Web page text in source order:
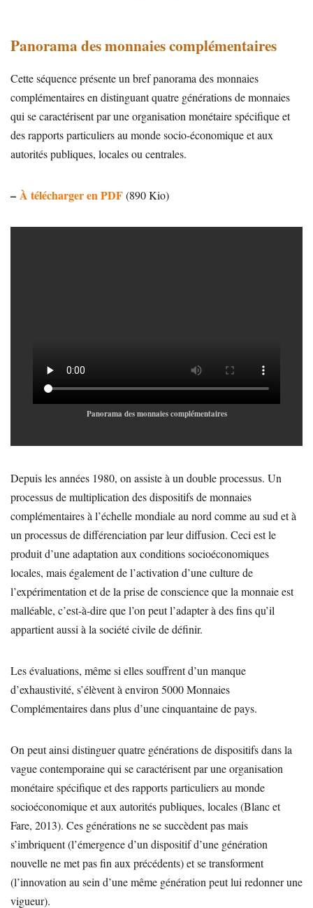
Panorama des monnaies complémentaires
Cette séquence présente un bref panorama des monnaies
complémentaires en distinguant quatre générations de monnaies
qui se caractérisent par une organisation monétaire spécifique et
des rapports particuliers au monde socio-économique et aux
autorités publiques, locales ou centrales.
– À télécharger en PDF(890 Kio)
Panorama des monnaies complémentaires
Depuis les années 1980, on assiste à un double processus. Un
processus de multiplication des dispositifs de monnaies
complémentaires à l’échelle mondiale au nord comme au sud et à
un processus de différenciation par leur diffusion. Ceci est le
produit d’une adaptation aux conditions socioéconomiques
locales, mais également de l’activation d’une culture de
l’expérimentation et de la prise de conscience que la monnaie est
malléable, c’est-à-dire que l’on peut l’adapter à des fins qu’il
appartient aussi à la société civile de définir.
Les évaluations, même si elles souffrent d’un manque
d’exhaustivité, s’élèvent à environ 5000 Monnaies
Complémentaires dans plus d’une cinquantaine de pays.
On peut ainsi distinguer quatre générations de dispositifs dans la
vague contemporaine qui se caractérisent par une organisation
monétaire spécifique et des rapports particuliers au monde
socioéconomique et aux autorités publiques, locales (Blanc et
Fare, 2013). Ces générations ne se succèdent pas mais
s’imbriquent (l’émergence d’un dispositif d’une génération
nouvelle ne met pas fin aux précédents) et se transforment
(l’innovation au sein d’une même génération peut lui redonner une
vigueur).